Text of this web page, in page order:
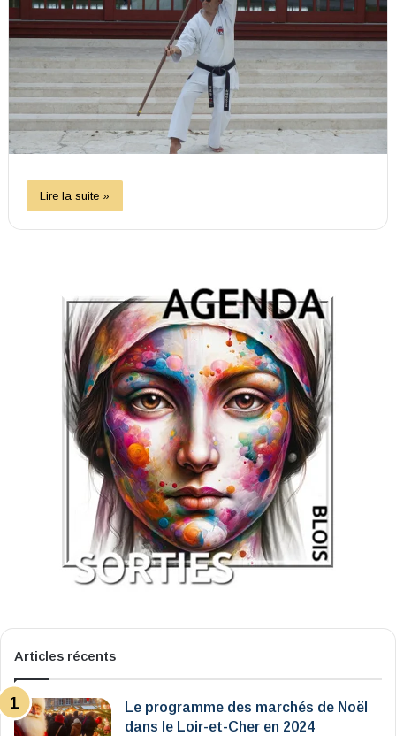
Lire la suite »
Articles récents
Le programme des marchés de Noël
dans le Loir-et-Cher en 2024